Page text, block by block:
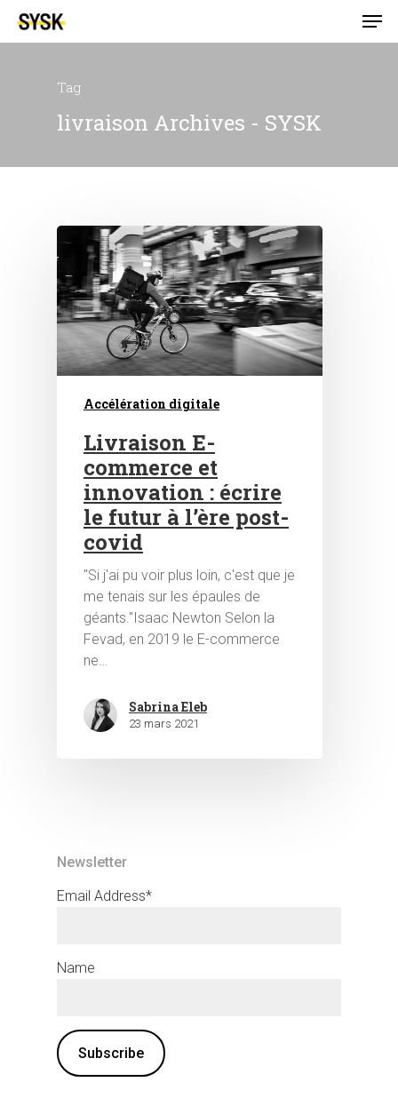
Hit enter to search or ESC to close
Tag
livraison Archives - SYSK
Accélération digitale
Livraison E-
commerce et
innovation : écrire
le futur à l’ère post-
covid
"Si j'ai pu voir plus loin, c'est que je
me tenais sur les épaules de
géants."Isaac Newton Selon la
Fevad, en 2019 le E-commerce
ne…
Sabrina Eleb
23 mars 2021
Newsletter
Email Address*
Name